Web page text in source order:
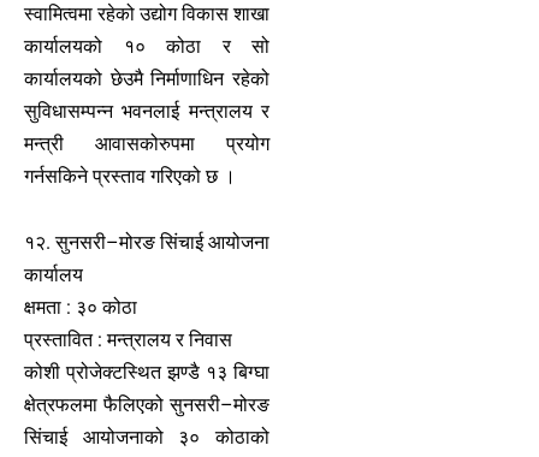
स्वामित्वमा रहेको उद्योग विकास शाखा
कार्यालयको १० कोठा र सो
कार्यालयको छेउमै निर्माणाधिन रहेको
सुविधासम्पन्न भवनलाई मन्त्रालय र
मन्त्री आवासकोरुपमा प्रयोग
गर्नसकिने प्रस्ताव गरिएको छ ।
१२. सुनसरी–मोरङ सिंचाई आयोजना
कार्यालय
क्षमता : ३० कोठा
प्रस्तावित : मन्त्रालय र निवास
कोशी प्रोजेक्टस्थित झण्डै १३ बिग्घा
क्षेत्रफलमा फैलिएको सुनसरी–मोरङ
सिंचाई आयोजनाको ३० कोठाको